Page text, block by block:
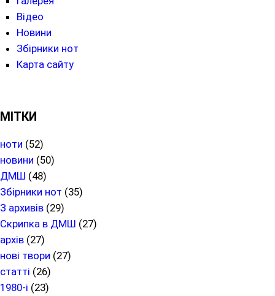
Відео
Новини
Збірники нот
Карта сайту
МІТКИ
ноти (52)
новини (50)
ДМШ (48)
Збірники нот (35)
З архивів (29)
Скрипка в ДМШ (27)
архів (27)
нові твори (27)
статті (26)
1980-і (23)